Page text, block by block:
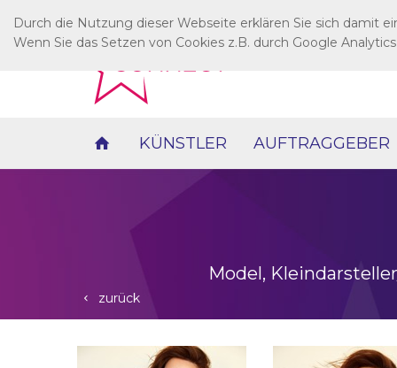
KÜNSTLER AUFTRAGGEBER
zurück
Model,
Durch die Nutzung dieser Webseite erklären Sie sich damit
Wenn Sie das Setzen von Cookies z.B. durch Google